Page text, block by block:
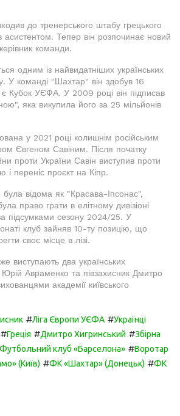
до тренерського штабу грецького
Тепер він розпочинає новий
команди.
одним із найвидатніших українських
У команді "Шахтар" він здобув 16
Кубок УЄФА. У 2009 році він підписав
яка викупила його за 25 мільйонів
у 2021 році колишнім російським
Євгеном Савіним. Після початку
проти України Савін виступив проти
і переніс проєкт на Кіпр.
відома як "Красава-Іпсонас",
право грати в елітному дивізіоні
підсумками сезону 2024/25. У
клуб зайняв 10-ту позицію, що
своє місце в лізі.
виступають два українських
Авраменко та півзахисник Дмитро
академії київського
#Ліга Європи УЄФА #Українці
#Греція #Дмитро Хигринський #Збірна
Футбольний клуб «Барселона» #Воротар
(Київ) #ФК «Шахтар» (Донецьк) #ФК